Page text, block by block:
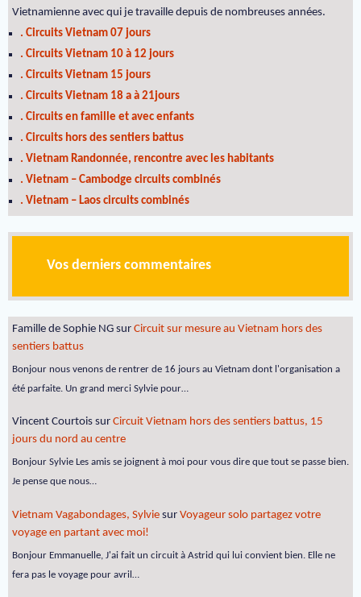
Vietnamienne avec qui je travaille depuis de nombreuses années.
. Circuits Vietnam 07 jours
. Circuits Vietnam 10 à 12 jours
. Circuits Vietnam 15 jours
. Circuits Vietnam 18 a à 21jours
. Circuits en famille et avec enfants
. Circuits hors des sentiers battus
. Vietnam Randonnée, rencontre avec les habitants
. Vietnam – Cambodge circuits combinés
. Vietnam – Laos circuits combinés
Vos derniers commentaires
Famille de Sophie NG sur Circuit sur mesure au Vietnam hors des
sentiers battus
Bonjour nous venons de rentrer de 16 jours au Vietnam dont l'organisation a
été parfaite. Un grand merci Sylvie pour…
Vincent Courtois sur Circuit Vietnam hors des sentiers battus, 15
jours du nord au centre
Bonjour Sylvie Les amis se joignent à moi pour vous dire que tout se passe bien.
Je pense que nous…
Vietnam Vagabondages, Sylvie sur Voyageur solo partagez votre
voyage en partant avec moi!
Bonjour Emmanuelle, J'ai fait un circuit à Astrid qui lui convient bien. Elle ne
fera pas le voyage pour avril…